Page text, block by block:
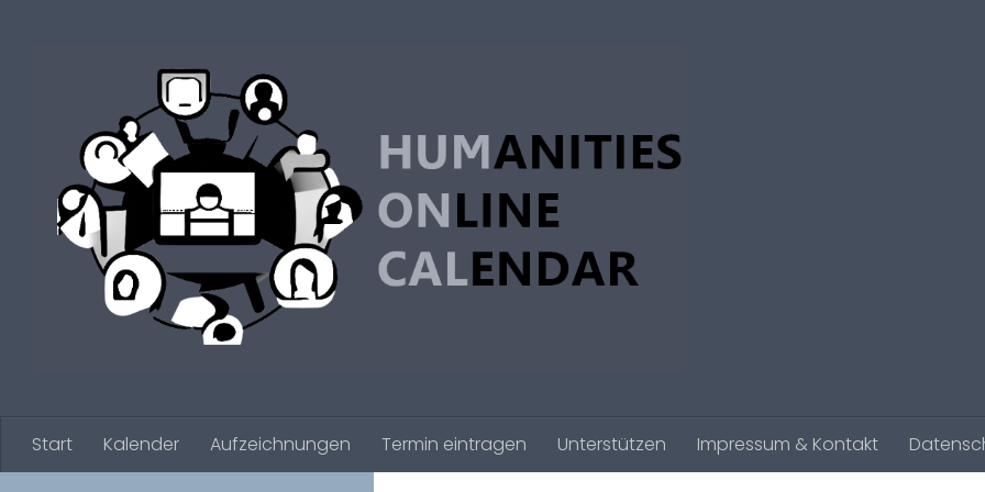
Start Kalender Aufzeichnungen Termin eintragen Unterstützen Impressum & Kontakt